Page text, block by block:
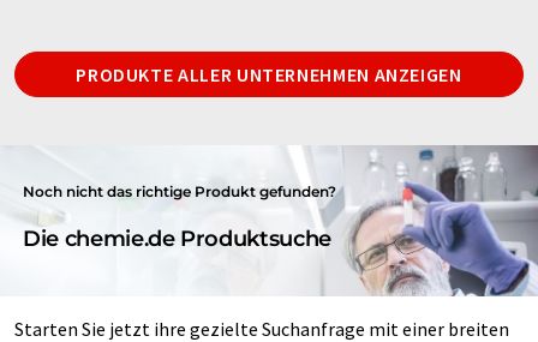
PRODUKTE ALLER UNTERNEHMEN ANZEIGEN
Noch nicht das richtige Produkt gefunden?
Die chemie.de Produktsuche
Starten Sie jetzt ihre gezielte Suchanfrage mit einer breiten